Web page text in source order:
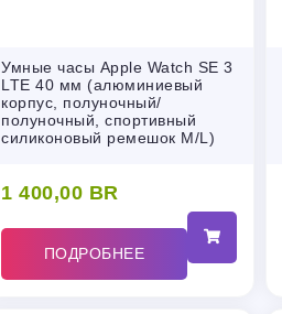
Умные часы Apple Watch SE 3
LTE 40 мм (алюминиевый
корпус, полуночный/
полуночный, спортивный
силиконовый ремешок M/L)
1 400,00 BR
ПОДРОБНЕЕ